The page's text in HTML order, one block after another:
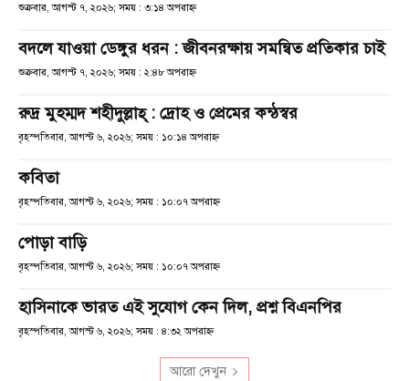
শুক্রবার, আগস্ট ৭, ২০২৬; সময় : ৩:১৪ অপরাহ্ণ
বদলে যাওয়া ডেঙ্গুর ধরন : জীবনরক্ষায় সমন্বিত প্রতিকার চাই
শুক্রবার, আগস্ট ৭, ২০২৬; সময় : ২:৪৮ অপরাহ্ণ
রুদ্র মুহম্মদ শহীদুল্লাহ্ : দ্রোহ ও প্রেমের কন্ঠস্বর
বৃহস্পতিবার, আগস্ট ৬, ২০২৬; সময় : ১০:১৪ অপরাহ্ণ
কবিতা
বৃহস্পতিবার, আগস্ট ৬, ২০২৬; সময় : ১০:০৭ অপরাহ্ণ
পোড়া বাড়ি
বৃহস্পতিবার, আগস্ট ৬, ২০২৬; সময় : ১০:০৭ অপরাহ্ণ
হাসিনাকে ভারত এই সুযোগ কেন দিল, প্রশ্ন বিএনপির
বৃহস্পতিবার, আগস্ট ৬, ২০২৬; সময় : ৪:৩২ অপরাহ্ণ
আরো দেখুন